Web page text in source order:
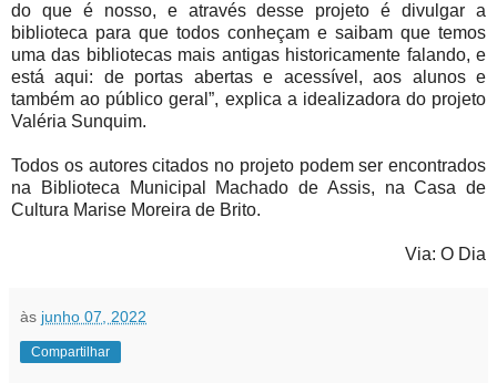
do que é nosso, e através desse projeto é divulgar a
biblioteca para que todos conheçam e saibam que temos
uma das bibliotecas mais antigas historicamente falando, e
está aqui: de portas abertas e acessível, aos alunos e
também ao público geral”, explica a idealizadora do projeto
Valéria Sunquim.
Todos os autores citados no projeto podem ser encontrados
na Biblioteca Municipal Machado de Assis, na Casa de
Cultura Marise Moreira de Brito.
Via: O Dia
às junho 07, 2022
Compartilhar